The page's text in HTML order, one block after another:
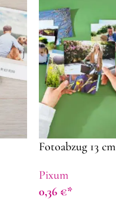
Fotoabzug 13 cm
Pixum
0,36 €